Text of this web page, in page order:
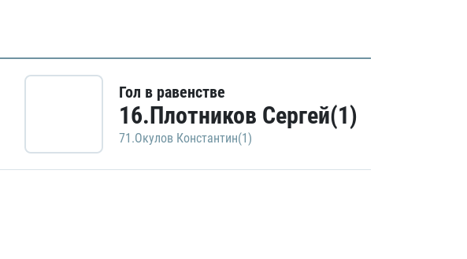
Гол в равенстве
16.Плотников Сергей(1)
71.Окулов Константин(1)